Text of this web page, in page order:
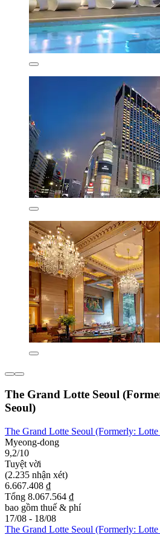
The Grand Lotte Seoul
Seoul)
The Grand Lotte Seoul (Formerly:
Myeong-dong
9,2/10
Tuyệt vời
(2.235 nhận xét)
6.667.408 ₫
Tổng 8.067.564 ₫
bao gồm thuế & phí
17/08 - 18/08
The Grand Lotte Seoul (Formerly: